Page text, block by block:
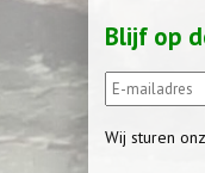
Blijf op
Wij sturen